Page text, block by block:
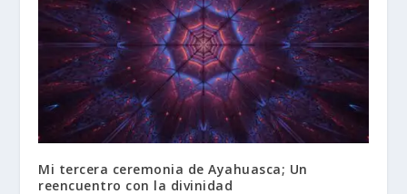
Mi tercera ceremonia de Ayahuasca; Un
reencuentro con la divinidad